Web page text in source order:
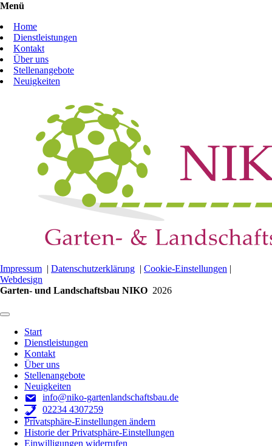
Menü
Home
Dienstleistungen
Kontakt
Über uns
Stellenangebote
Neuigkeiten
Impressum | Datenschutzerklärung | Cookie-Einstellungen |
Webdesign
Garten- und Landschaftsbau NIKO 2026
Start
Dienstleistungen
Kontakt
Über uns
Stellenangebote
Neuigkeiten
info@niko-gartenlandschaftsbau.de
02234 4307259
Privatsphäre-Einstellungen ändern
Historie der Privatsphäre-Einstellungen
Einwilligungen widerrufen